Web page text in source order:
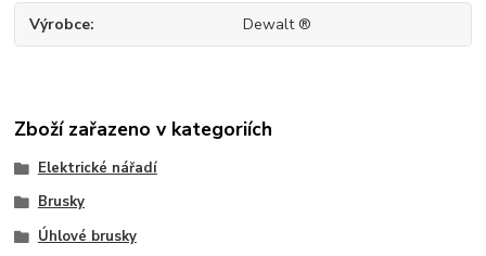
Výrobce Dewalt ®
Zboží zařazeno v kategoriích
Elektrické nářadí
Brusky
Úhlové brusky